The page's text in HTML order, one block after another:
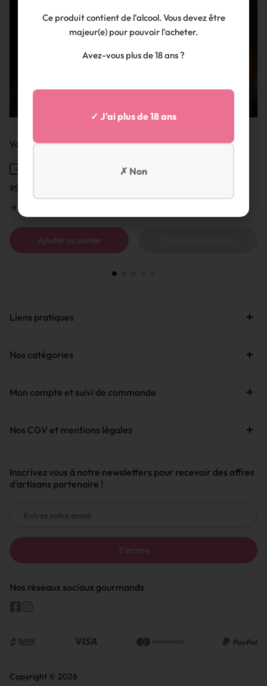
Vodka Nadé – Millésime 2021
ARTISAN FRANÇAIS
95,00
Ajouter au panier
Whisky ASSEMBLAGE –
ARTISAN FRANÇAIS
Liens pratiques
Nos catégories
Mon compte et suivi de commande
Nos CGV et mentions légales
Inscrivez vous à notre newsletters pour recevoir des offres
d'artisans partenaire !
Nos réseaux sociaux gourmands
Copyright © 2026
Ce produit contient de l'alcool. Vous devez être
majeur(e) pour pouvoir l'acheter.
Avez-vous plus de 18 ans ?
✓ J'ai plus de 18 ans
✗ Non